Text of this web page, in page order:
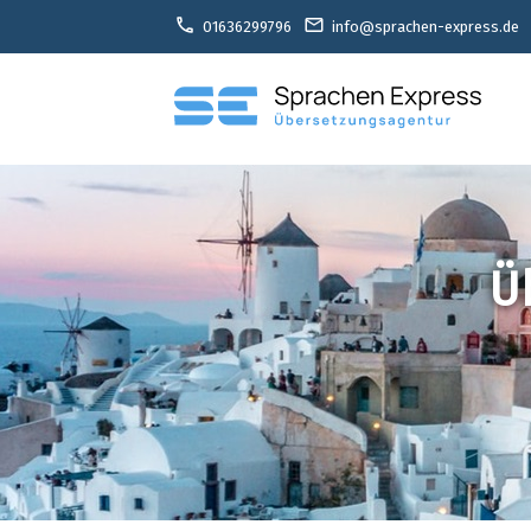
call 01636299796 email info@sprachen-express.de